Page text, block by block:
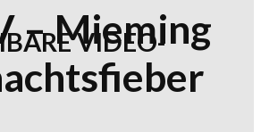
VIDEO-
– Mieming